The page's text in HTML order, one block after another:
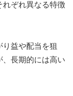
れぞれ異なる特徴
り益や配当を狙
、長期的には高い